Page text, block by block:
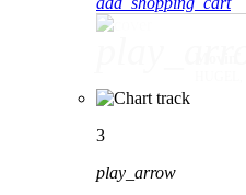
3
play_arrow